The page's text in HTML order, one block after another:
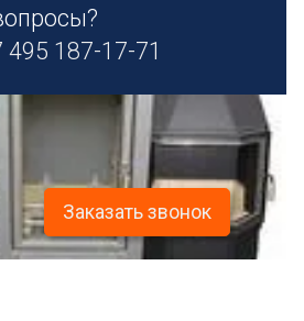
495 187-17-71
Заказать звонок